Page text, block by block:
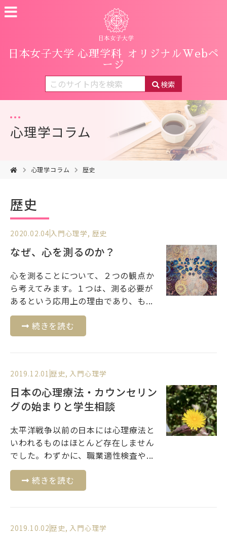
日本女子大学 心理学科
オリジナルWebペ
ージ
検索
心理学コラム
心理学コラム 歴史
歴史
2020.02.04入門心理学, 歴史
なぜ、心を測るのか？
心を測ることについて、２つの観点か
ら考えてみます。１つは、測る必要が
あるという応用上の理由であり、も...
続きを読む
2019.12.01 歴史, 入門心理学
日本の心理療法・カウンセリン
グの始まりと学生相談
太平洋戦争以前の日本には心理療法と
いわれるものはほとんど存在しません
でした。わずかに、職業適性検査や...
続きを読む
2019.10.02 歴史, 入門心理学